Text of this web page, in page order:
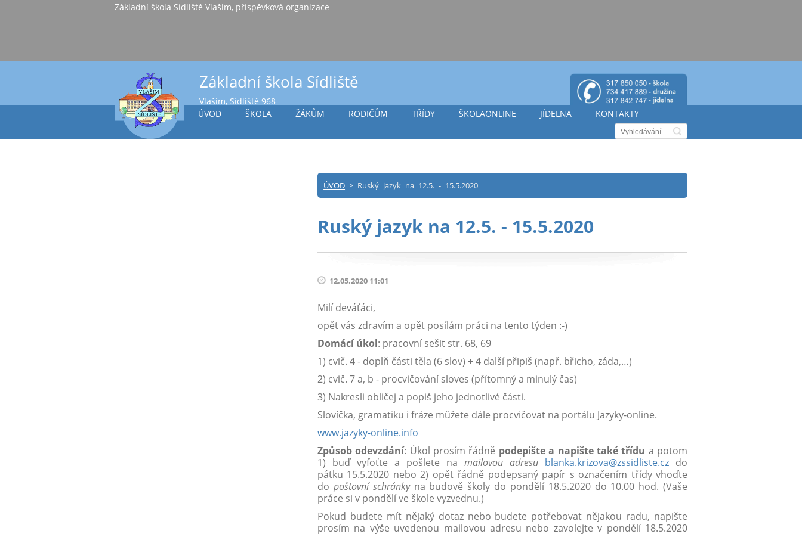
Základní škola Sídliště Vlašim, příspěvková organizace
Základní škola Sídliště
Vlašim, Sídliště 968
ÚVOD
ŠKOLA ŽÁKŮM RODIČŮM TŘÍDY ŠKOLAONLINE JÍDELNA KONTAKTY
ÚVOD > Ruský jazyk na 12.5. - 15.5.2020
Ruský jazyk na 12.5. - 15.5.2020
12.05.2020 11:01
Milí deváťáci,
opět vás zdravím a opět posílám práci na tento týden :-)
Domácí úkol: pracovní sešit str. 68, 69
1) cvič. 4 - doplň části těla (6 slov) + 4 další připiš (např. břicho, záda,…)
2) cvič. 7 a, b - procvičování sloves (přítomný a minulý čas)
3) Nakresli obličej a popiš jeho jednotlivé části.
Slovíčka, gramatiku i fráze můžete dále procvičovat na portálu Jazyky-online.
www.jazyky-online.info
Způsob odevzdání: Úkol prosím řádně podepište a napište také třídu a potom
1) buď vyfoťte a pošlete namailovou adresu blanka.krizova@zssidliste.cz do
pátku 15.5.2020 nebo 2) opět řádně podepsaný papír s označením třídy vhoďte
do poštovní schránky na budově školy do pondělí 18.5.2020 do 10.00 hod. (Vaše
práce si v pondělí ve škole vyzvednu.)
Pokud budete mít nějaký dotaz nebo budete potřebovat nějakou radu, napište
prosím na výše uvedenou mailovou adresu nebo zavolejte v pondělí 18.5.2020